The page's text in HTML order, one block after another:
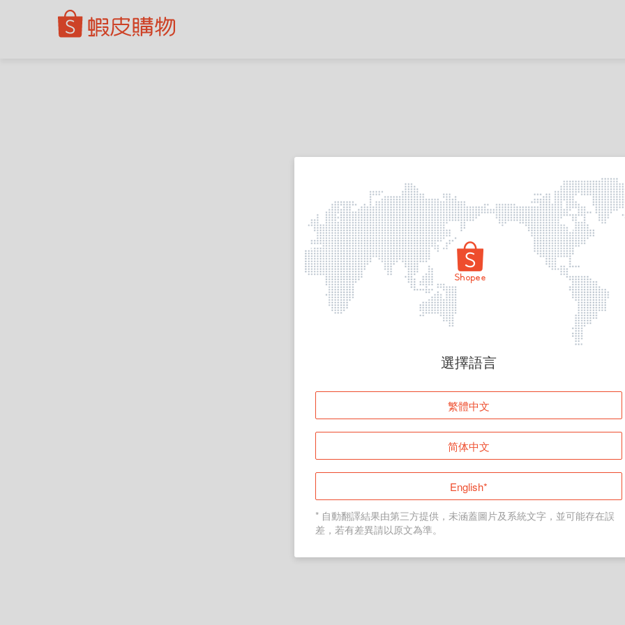
頁面無法顯示
登入
返回首頁
選擇語言
繁體中文
简体中文
English*
* 自動翻譯結果由第三方提供，未涵蓋圖片及系統文字，並可能存在誤
差，若有差異請以原文為準。